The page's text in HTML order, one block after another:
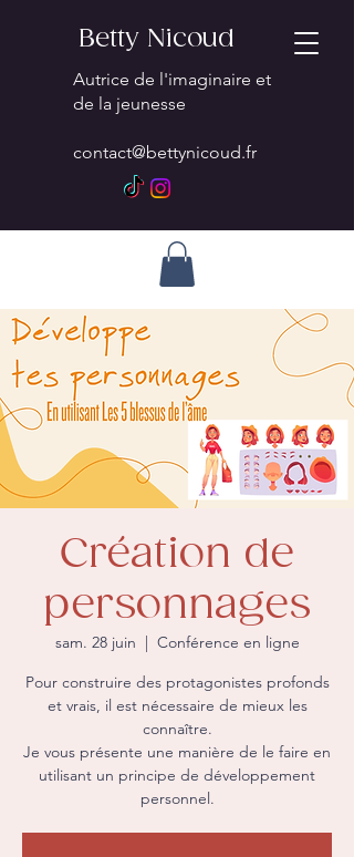
Betty Nicoud
Autrice de l'imaginaire et
de la jeunesse
contact@bettynicoud.fr
Création de
personnages
sam. 28 juin
  |
Conférence en ligne
Pour construire des protagonistes profonds
et vrais, il est nécessaire de mieux les
connaître.
Je vous présente une manière de le faire en
utilisant un principe de développement
personnel.